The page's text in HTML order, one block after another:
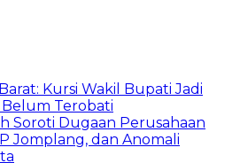
Kursi Wakil Bupati Jadi
Belum Terobati
Soroti Dugaan Perusahaan
Jomplang, dan Anomali